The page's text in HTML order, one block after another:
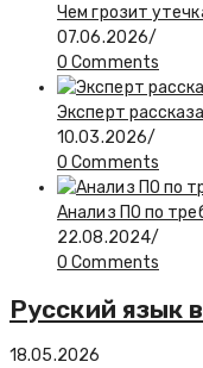
Чем грозит
07.06.2026/
0 Comments
Эксперт
10.03.2026/
0 Comments
Анализ ПО по
22.08.2024/
0 Comments
Русский язык
18.05.2026